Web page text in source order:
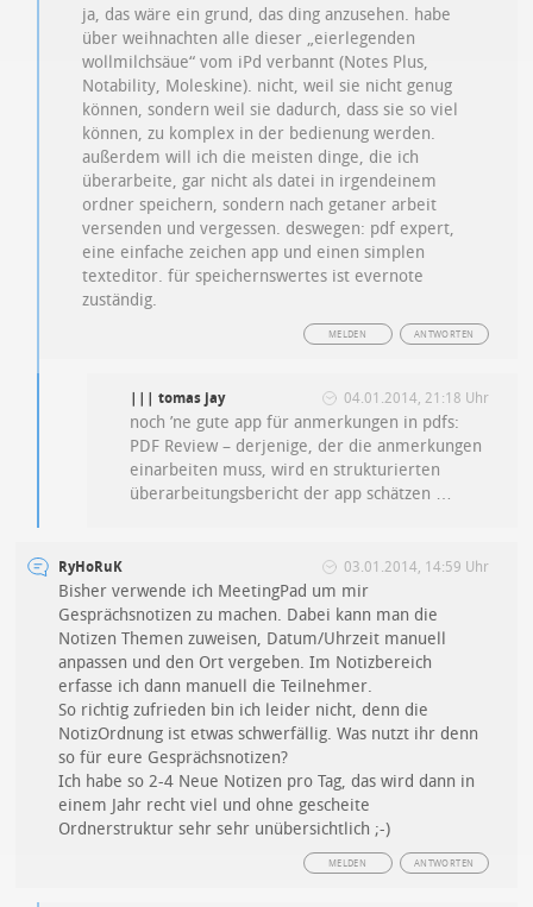
ja, das wäre ein grund, das ding anzusehen. habe
über weihnachten alle dieser „eierlegenden
wollmilchsäue“ vom iPd verbannt (Notes Plus,
Notability, Moleskine). nicht, weil sie nicht genug
können, sondern weil sie dadurch, dass sie so viel
können, zu komplex in der bedienung werden.
außerdem will ich die meisten dinge, die ich
überarbeite, gar nicht als datei in irgendeinem
ordner speichern, sondern nach getaner arbeit
versenden und vergessen. deswegen: pdf expert,
eine einfache zeichen app und einen simplen
texteditor. für speichernswertes ist evernote
zuständig.
ANTWORTEN
MELDEN
||| tomas jay 04.01.2014, 21:18 Uhr
noch ’ne gute app für anmerkungen in pdfs:
PDF Review – derjenige, der die anmerkungen
einarbeiten muss, wird en strukturierten
überarbeitungsbericht der app schätzen …
RyHoRuK 03.01.2014, 14:59 Uhr
Bisher verwende ich MeetingPad um mir
Gesprächsnotizen zu machen. Dabei kann man die
Notizen Themen zuweisen, Datum/Uhrzeit manuell
anpassen und den Ort vergeben. Im Notizbereich
erfasse ich dann manuell die Teilnehmer.
So richtig zufrieden bin ich leider nicht, denn die
NotizOrdnung ist etwas schwerfällig. Was nutzt ihr denn
so für eure Gesprächsnotizen?
Ich habe so 2-4 Neue Notizen pro Tag, das wird dann in
einem Jahr recht viel und ohne gescheite
Ordnerstruktur sehr sehr unübersichtlich ;-)
ANTWORTEN
MELDEN